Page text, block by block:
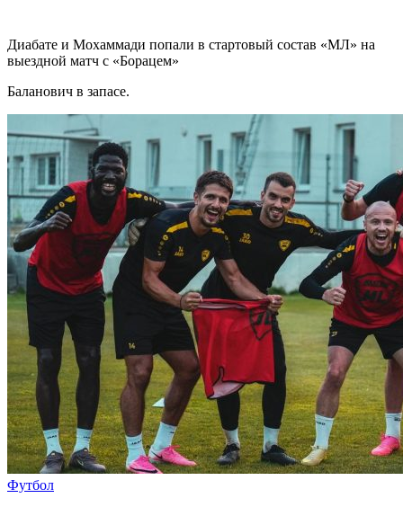
Диабате и Мохаммади попали в стартовый состав «МЛ» на
выездной матч с «Борацем»
Баланович в запасе.
Футбол